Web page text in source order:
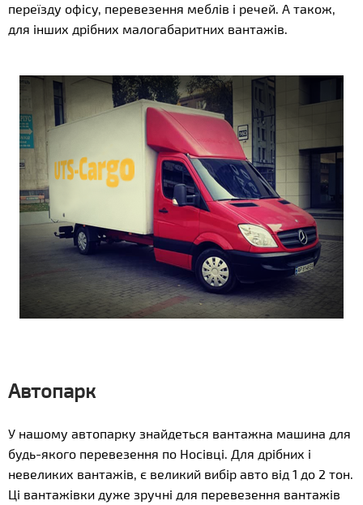
переїзду офісу, перевезення меблів і речей. А також,
для інших дрібних малогабаритних вантажів.
Автопарк
У нашому автопарку знайдеться вантажна машина для
будь-якого перевезення по Носівці. Для дрібних і
невеликих вантажів, є великий вибір авто від 1 до 2 тон.
Ці вантажівки дуже зручні для перевезення вантажів